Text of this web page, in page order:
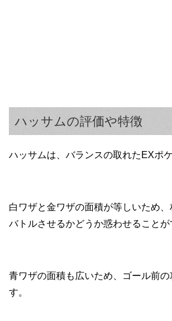
ハッサムの評価や特徴
ハッサムは、バランスの取れたEXポケ
白ワザと金ワザの面積が等しいため
バトルさせるかどうか惑わせることが
青ワザの面積も広いため、ゴール前の
す。